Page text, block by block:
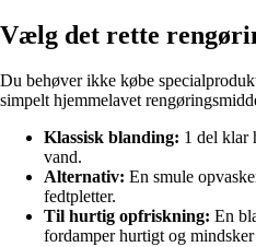
Vælg det rette
Du behøver ikke købe
simpelt hjemmelavet
Klassisk blanding: 1 del klar
vand.
Alternativ: En smule
fedtpletter.
Til hurtig opfriskning: En
fordamper hurtigt og